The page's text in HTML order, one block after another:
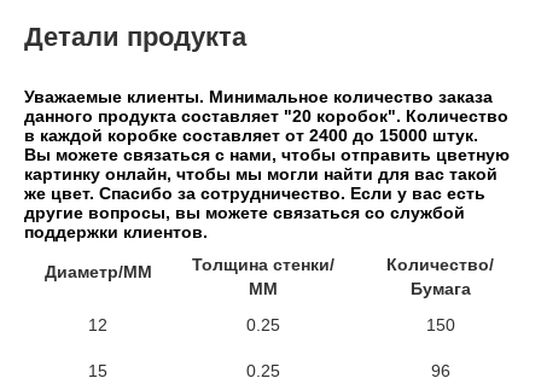
Детали продукта
Уважаемые клиенты. Минимальное количество заказа
данного продукта составляет "20 коробок". Количество
в каждой коробке составляет от 2400 до 15000 штук.
Вы можете связаться с нами, чтобы отправить цветную
картинку онлайн, чтобы мы могли найти для вас такой
же цвет. Спасибо за сотрудничество. Если у вас есть
другие вопросы, вы можете связаться со службой
поддержки клиентов.
Диаметр/ММ
Толщина стенки/
ММ
Количество/
Бумага
12
0.25 150
15 0.25 96